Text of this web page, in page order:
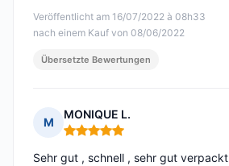
Veröffentlicht am 16/07/2022 à 08h33
nach einem Kauf von 08/06/2022
Übersetzte Bewertungen
M
MONIQUE L.
Hinweis: 5 von 5
Sehr gut , schnell , sehr gut verpackt